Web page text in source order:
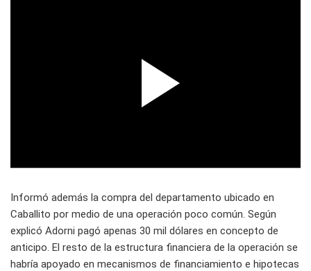
Informó además la compra del departamento ubicado en
Caballito por medio de una operación poco común. Según
explicó Adorni pagó apenas 30 mil dólares en concepto de
anticipo. El resto de la estructura financiera de la operación se
habría apoyado en mecanismos de financiamiento e hipotecas